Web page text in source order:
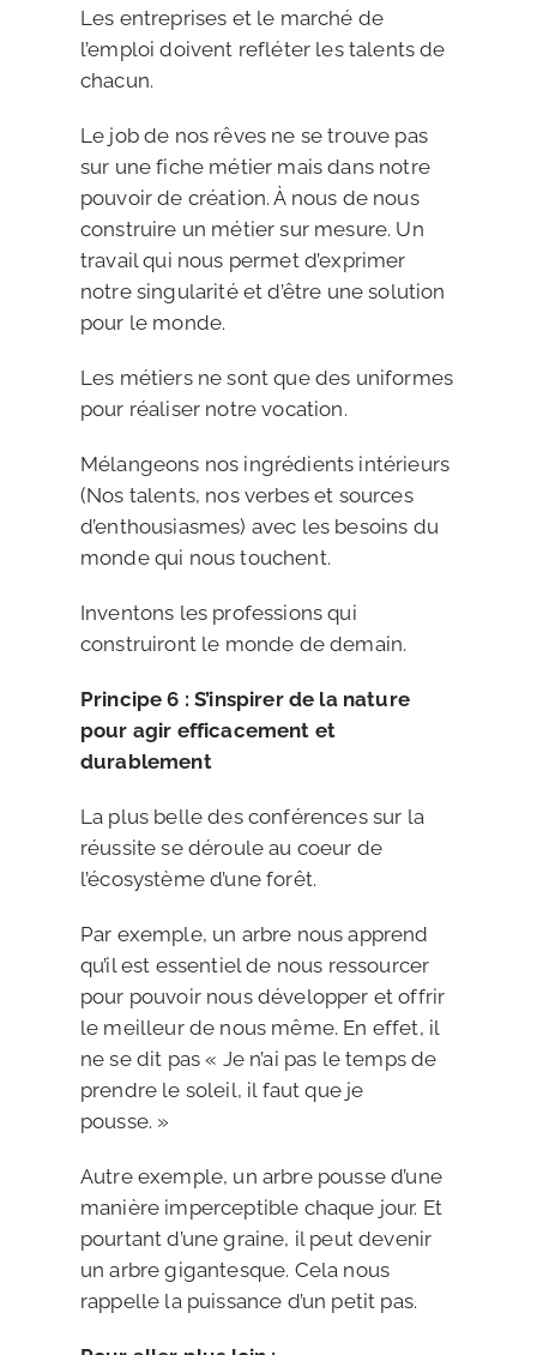
Les entreprises et le marché de
l’emploi doivent refléter les talents de
chacun.
Le job de nos rêves ne se trouve pas
sur une fiche métier mais dans notre
pouvoir de création. À nous de nous
construire un métier sur mesure. Un
travail qui nous permet d’exprimer
notre singularité et d’être une solution
pour le monde.
Les métiers ne sont que des uniformes
pour réaliser notre vocation.
Mélangeons nos ingrédients intérieurs
(Nos talents, nos verbes et sources
d’enthousiasmes) avec les besoins du
monde qui nous touchent.
Inventons les professions qui
construiront le monde de demain.
Principe 6 : S’inspirer de la nature
pour agir efficacement et
durablement
La plus belle des conférences sur la
réussite se déroule au coeur de
l’écosystème d’une forêt.
Par exemple, un arbre nous apprend
qu’il est essentiel de nous ressourcer
pour pouvoir nous développer et offrir
le meilleur de nous même. En effet, il
ne se dit pas « Je n’ai pas le temps de
prendre le soleil, il faut que je
pousse. »
Autre exemple, un arbre pousse d’une
manière imperceptible chaque jour. Et
pourtant d’une graine, il peut devenir
un arbre gigantesque. Cela nous
rappelle la puissance d’un petit pas.